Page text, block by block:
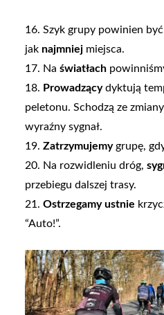
16. Szyk grupy powinien być
jak najmniejmiejsca.
17. Na światłach
18. Prowadzącydyktują
peletonu. Schodzą ze
wyraźny sygnał.
19. Zatrzymujemygrupę,
20. Na rozwidleniu dróg,
przebiegu dalszej trasy.
21. Ostrzegamy ustnie
“Auto!”.